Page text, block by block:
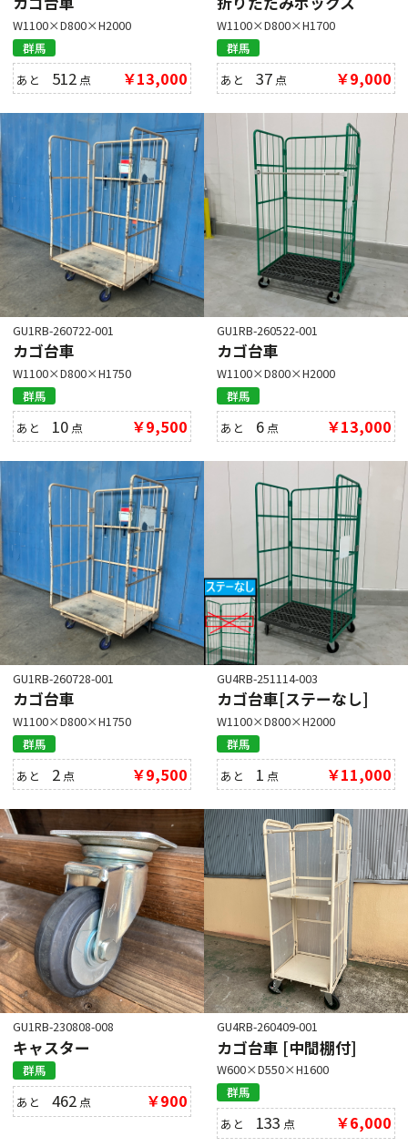
W1100×D800×H2000
群馬
あと 512 点 ￥13,000
W1100×D800×H1700
群馬
あと37 点 ￥9,000
GU1RB-260722-001
カゴ台車
W1100×D800×H1750
群馬
あと 10 点 ￥9,500
GU1RB-260522-001
カゴ台車
W1100×D800×H2000
群馬
あと 6 点 ￥13,000
GU1RB-260728-001
カゴ台車
W1100×D800×H1750
群馬
あと 2 点 ￥9,500
GU4RB-251114-003
カゴ台車[ステーなし]
W1100×D800×H2000
群馬
あと 1 点 ￥11,000
GU1RB-230808-008
キャスター
群馬
あと462 点 ￥900
GU4RB-260409-001
カゴ台車 [中間棚付]
W600×D550×H1600
群馬
あと 133 点 ￥6,000